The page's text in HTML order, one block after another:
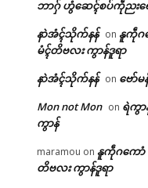
ဘာဂှ် ဟွံဆေၚ်စပ်ကဵုညးရေ
နာဲအံၚ်သိုက်နန် on နူကဵုဂ
မံၚ်တိဗလး ကွာန်ဒူရာ
နာဲအံၚ်သိုက်နန် on ဗော်မ
Mon not Mon on ရဲကွ
ကွာန်
maramou on နူကဵုဂကေ
တိဗလး ကွာန်ဒူရာ